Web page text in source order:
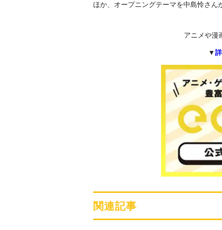
ほか、オープニングテーマを中島怜さん
アニメや漫
▼
関連記事